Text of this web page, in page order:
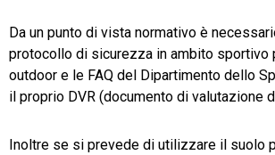
Da un punto di vista normativo è
protocollo di sicurezza in ambito sportivo
outdoor e le FAQ del Dipartimento dello
il proprio DVR (documento di valutazione
Inoltre se si prevede di utilizzare il suolo